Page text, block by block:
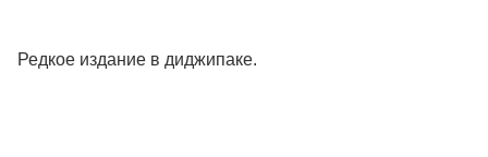
Редкое издание в диджипаке.